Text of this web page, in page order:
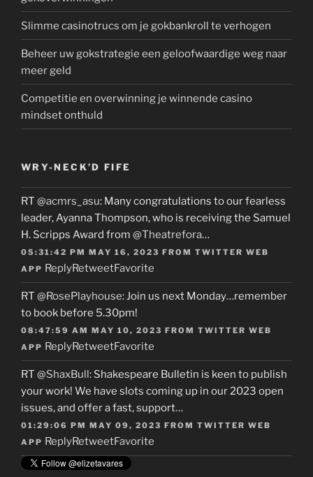
Slimme casinotrucs om je gokbankroll te verhogen
Beheer uw gokstrategie een geloofwaardige weg naar
meer geld
Competitie en overwinning je winnende casino
mindset onthuld
WRY-NECK’D FIFE
RT @acmrs_asu: Many congratulations to our fearless
leader, Ayanna Thompson, who is receiving the Samuel
H. Scripps Award from @Theatrefora…
05:31:42 PM MAY 16, 2023 FROM TWITTER WEB
APP ReplyRetweetFavorite
RT @RosePlayhouse: Join us next Monday…remember
to book before 5.30pm!
08:47:59 AM MAY 10, 2023 FROM TWITTER WEB
APP ReplyRetweetFavorite
RT @ShaxBull: Shakespeare Bulletin is keen to publish
your work! We have slots coming up in our 2023 open
issues, and offer a fast, support…
01:29:06 PM MAY 09, 2023 FROM TWITTER WEB
APP ReplyRetweetFavorite